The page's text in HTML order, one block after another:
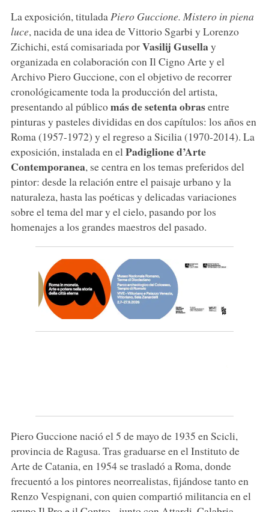
La exposición, titulada Piero Guccione. Mistero in piena
luce, nacida de una idea de Vittorio Sgarbi y Lorenzo
Zichichi, está comisariada porVasilij Gusellay
organizada en colaboración con Il Cigno Arte y el
Archivo Piero Guccione, con el objetivo de recorrer
cronológicamente toda la producción del artista,
presentando al públicomás de setenta obrasentre
pinturas y pasteles divididas en dos capítulos: los años en
Roma (1957-1972) y el regreso a Sicilia (1970-2014). La
exposición, instalada en el Padiglione d’Arte
Contemporanea, se centra en los temas preferidos del
pintor: desde la relación entre el paisaje urbano y la
naturaleza, hasta las poéticas y delicadas variaciones
sobre el tema del mar y el cielo, pasando por los
homenajes a los grandes maestros del pasado.
Piero Guccione nació el 5 de mayo de 1935 en Scicli,
provincia de Ragusa. Tras graduarse en el Instituto de
Arte de Catania, en 1954 se trasladó a Roma, donde
frecuentó a los pintores neorrealistas, fijándose tanto en
Renzo Vespignani, con quien compartió militancia en el